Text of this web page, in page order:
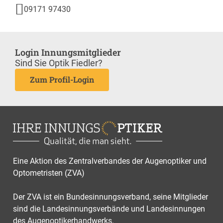
09171 97430
Login Innungsmitglieder
Sind Sie Optik Fiedler?
Zum Profil-Login
Eine Aktion des Zentralverbandes der Augenoptiker und
Optometristen (ZVA)
Der ZVA ist ein Bundesinnungsverband, seine Mitglieder
sind die Landesinnungsverbände und Landesinnungen
des Augenoptikerhandwerks.